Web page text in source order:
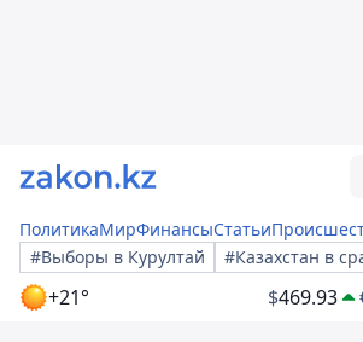
ПолитикаМирФинансыСтатьи
#Выборы в Курултай
#Казахстан в
+21° $469.93